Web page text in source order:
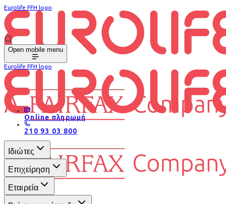
Eurolife FFH logo
Open mobile menu
Eurolife FFH logo
Online πληρωμή
210 93 03 800
Ιδιώτες
Επιχείρηση
Εταιρεία